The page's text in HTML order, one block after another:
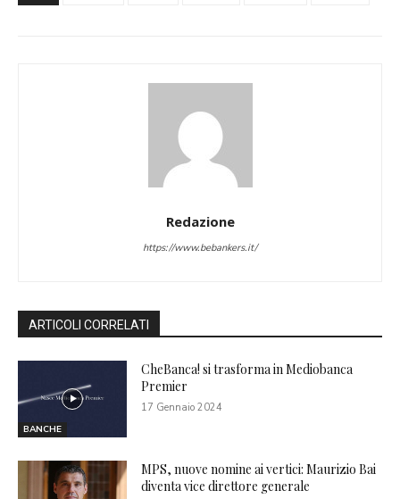
Redazione
https://www.bebankers.it/
ARTICOLI CORRELATI
BANCHE
CheBanca! si trasforma in Mediobanca
Premier
17 Gennaio 2024
MPS, nuove nomine ai vertici: Maurizio Bai
diventa vice direttore generale